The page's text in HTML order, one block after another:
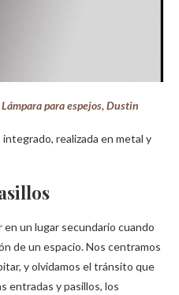
Lámpara para espejos, Dustin
integrado, realizada en metal y
en un lugar secundario cuando
de un espacio.Nos centramos
y olvidamos el tránsito que
entradas y pasillos, los